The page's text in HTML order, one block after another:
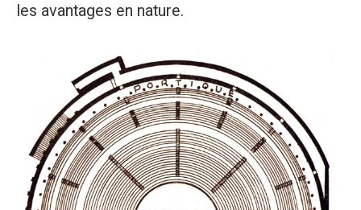
les avantages en nature.